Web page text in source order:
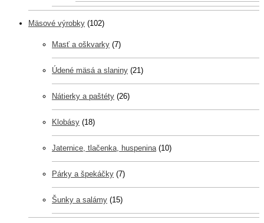
Mäsové výrobky (102)
Masť a oškvarky (7)
Údené mäsá a slaniny (21)
Nátierky a paštéty (26)
Klobásy (18)
Jaternice, tlačenka, huspenina (10)
Párky a špekáčky (7)
Šunky a salámy (15)